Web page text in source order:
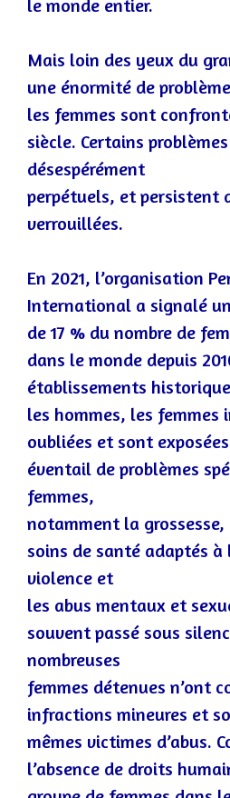
le monde entier.
Mais loin des yeux du
une énormité de
les femmes sont
siècle. Certains
désespérément
perpétuels, et persistent
verrouillées.
En 2021, l’organisation
International a signalé
de 17 % du nombre de
dans le monde depuis 2
établissements
les hommes, les femmes
oubliées et sont
éventail de problèmes
femmes,
notamment la
soins de santé adaptés à
violence et
les abus mentaux et
souvent passé sous
nombreuses
femmes détenues n’ont
infractions mineures et
mêmes victimes d’abus.
l’absence de droits